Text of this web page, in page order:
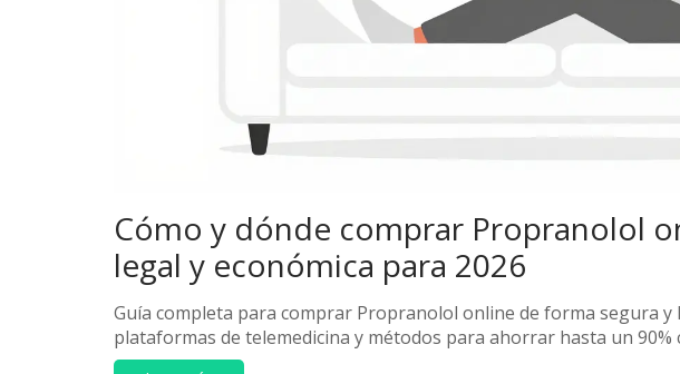
Cómo y dónde comprar Propranolol
legal y económica para 2026
Guía completa para comprar Propranolol online de forma segura y
plataformas de telemedicina y métodos para ahorrar hasta un 90%